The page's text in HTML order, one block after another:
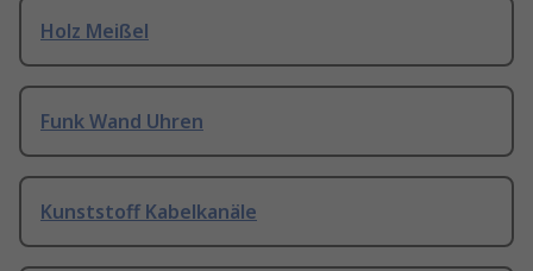
Holz Meißel
Funk Wand Uhren
Kunststoff Kabelkanäle